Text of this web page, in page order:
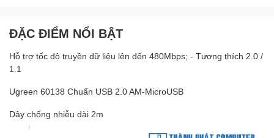
ĐẶC ĐIỂM NỔI BẬT
Hỗ trợ tốc độ truyền dữ liệu lên đến 480Mbps; - Tương thích 2.0 /
1.1
Ugreen 60138 Chuẩn USB 2.0 AM-MicroUSB
Dây chống nhiễu dài 2m